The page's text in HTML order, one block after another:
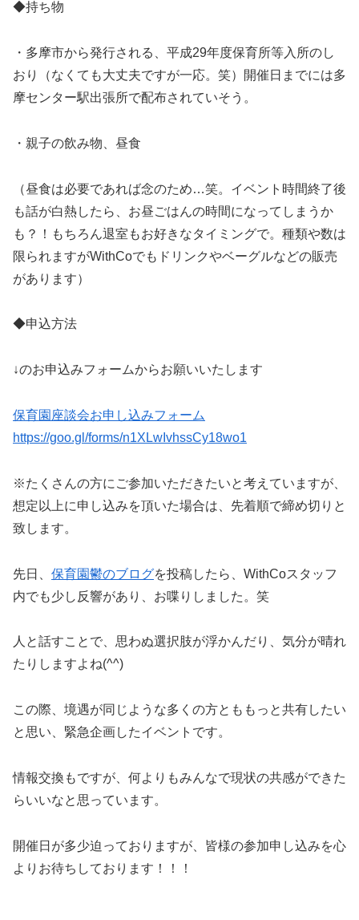
◆持ち物
・多摩市から発行される、平成29年度保育所等入所のし
おり（なくても大丈夫ですが一応。笑）開催日までには多
摩センター駅出張所で配布されていそう。
・親子の飲み物、昼食
（昼食は必要であれば念のため…笑。イベント時間終了後
も話が白熱したら、お昼ごはんの時間になってしまうか
も？！もちろん退室もお好きなタイミングで。種類や数は
限られますがWithCoでもドリンクやベーグルなどの販売
があります）
◆申込方法
↓のお申込みフォームからお願いいたします
保育園座談会お申し込みフォーム
https://goo.gl/forms/n1XLwIvhssCy18wo1
※たくさんの方にご参加いただきたいと考えていますが、
想定以上に申し込みを頂いた場合は、先着順で締め切りと
致します。
先日、 保育園鬱のブログを投稿したら、WithCoスタッフ
内でも少し反響があり、お喋りしました。笑
人と話すことで、思わぬ選択肢が浮かんだり、気分が晴れ
たりしますよね(^^)
この際、境遇が同じような多くの方とももっと共有したい
と思い、緊急企画したイベントです。
情報交換もですが、何よりもみんなで現状の共感ができた
らいいなと思っています。
開催日が多少迫っておりますが、皆様の参加申し込みを心
よりお待ちしております！！！